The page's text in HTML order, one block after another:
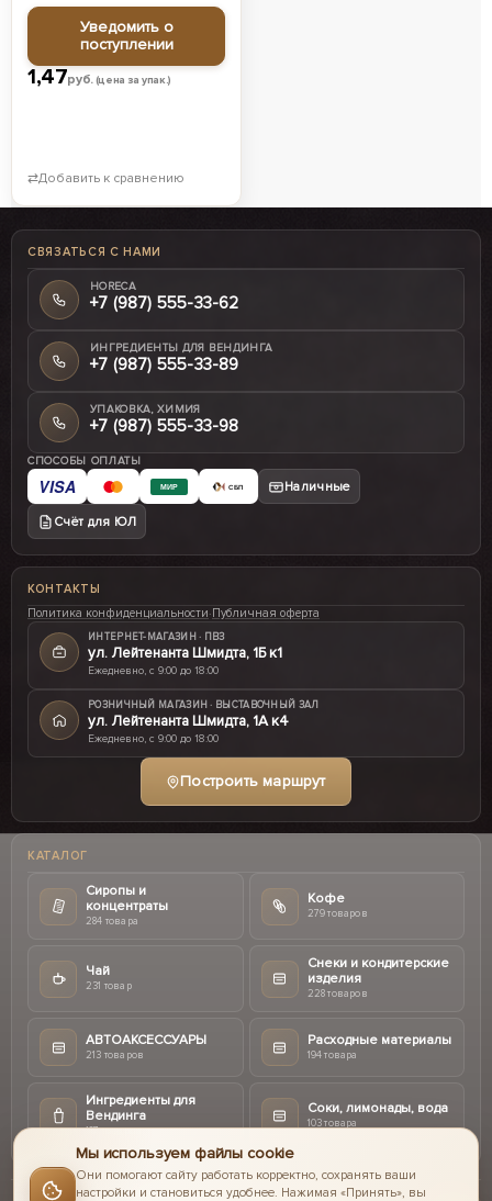
1,47руб.(цена за упак.)
Уведомить о
поступлении
⇄Добавить к сравнению
СВЯЗАТЬСЯ С НАМИ
HORECA
+7 (987) 555-33-62
ИНГРЕДИЕНТЫ ДЛЯ ВЕНДИНГА
+7 (987) 555-33-89
УПАКОВКА, ХИМИЯ
+7 (987) 555-33-98
СПОСОБЫ ОПЛАТЫ
VISA МИР СБП Наличные
Счёт для ЮЛ
КОНТАКТЫ
Политика конфиденциальности·Публичная оферта
ИНТЕРНЕТ-МАГАЗИН · ПВЗ
ул. Лейтенанта Шмидта, 1Б к1
Ежедневно, с 9:00 до 18:00
РОЗНИЧНЫЙ МАГАЗИН · ВЫСТАВОЧНЫЙ ЗАЛ
ул. Лейтенанта Шмидта, 1А к4
Ежедневно, с 9:00 до 18:00
Построить маршрут
КАТАЛОГ
Сиропы и
концентраты
284 товара
Кофе
279 товаров
Чай
231 товар
Снеки и кондитерские
изделия
228 товаров
АВТОАКСЕССУАРЫ
213 товаров
Расходные материалы
194 товара
Ингредиенты для
Вендинга
187 товаров
Соки, лимонады, вода
103 товара
Мы используем файлы cookie
Они помогают сайту работать корректно, сохранять ваши
настройки и становиться удобнее. Нажимая «Принять», вы